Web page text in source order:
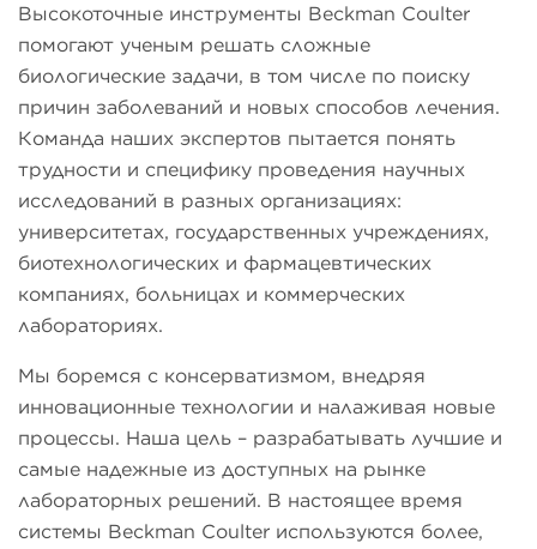
Высокоточные инструменты Beckman Coulter
помогают ученым решать сложные
биологические задачи, в том числе по поиску
причин заболеваний и новых способов лечения.
Команда наших экспертов пытается понять
трудности и специфику проведения научных
исследований в разных организациях:
университетах, государственных учреждениях,
биотехнологических и фармацевтических
компаниях, больницах и коммерческих
лабораториях.
Мы боремся с консерватизмом, внедряя
инновационные технологии и налаживая новые
процессы. Наша цель – разрабатывать лучшие и
самые надежные из доступных на рынке
лабораторных решений. В настоящее время
системы Beckman Coulter используются более,